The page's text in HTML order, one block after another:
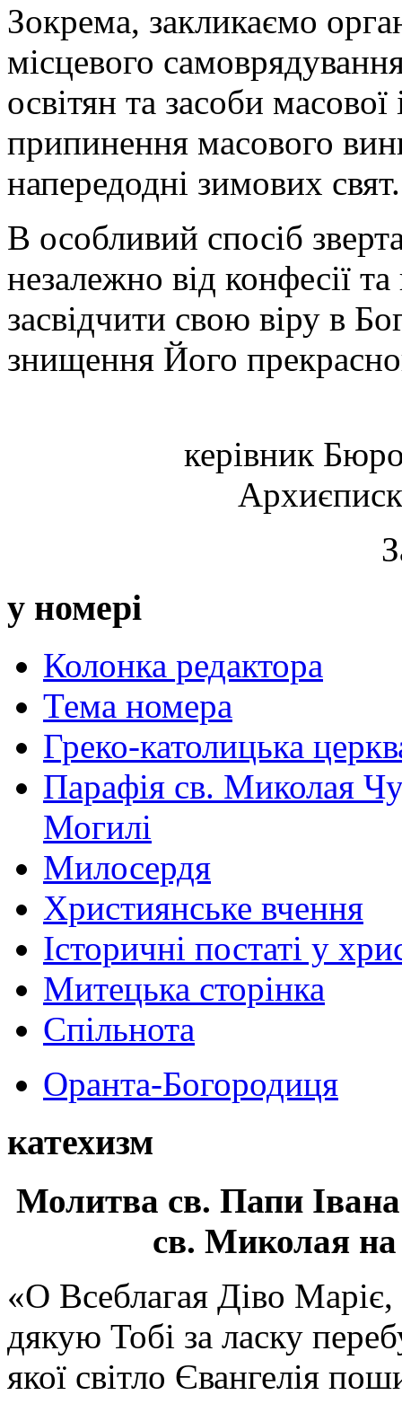
Зокрема, закликаємо
місцевого
освітян та засоби
припинення масового
напередодні зимових свят.
В особливий спосіб
незалежно від конфесії
засвідчити свою віру в
знищення Його
керівник
у номері
Колонка редактора
Тема номера
Греко-католицька
Парафія св. Миколая
Могилі
Милосердя
Християнське вчення
Історичні постаті у
Митецька сторінка
Спільнота
Оранта-Богородиця
катехизм
Молитва св. Папи
св. Миколая на
«О Всеблагая Діво
дякую Тобі за ласку
якої світло Євангелія